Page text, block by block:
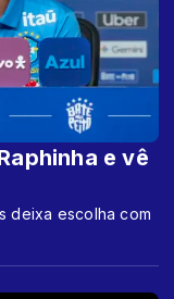
e vê
deixa escolha com